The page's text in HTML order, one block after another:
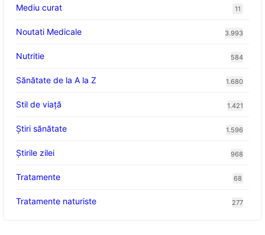
Mediu curat 11
Noutati Medicale 3.993
Nutritie 584
Sănătate de la A la Z 1.680
Stil de viaţă 1.421
Ştiri sănătate 1.596
Știrile zilei 968
Tratamente 68
Tratamente naturiste 277